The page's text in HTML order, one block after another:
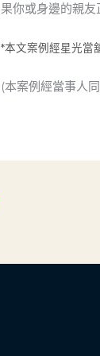
果你或身邊的親友
*本文案例經星光當
(本案例經當事人